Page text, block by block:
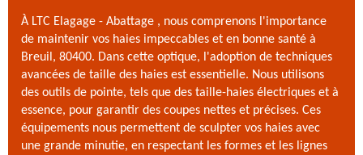
À LTC Elagage - Abattage , nous comprenons l'importance
de maintenir vos haies impeccables et en bonne santé à
Breuil, 80400. Dans cette optique, l'adoption de techniques
avancées de taille des haies est essentielle. Nous utilisons
des outils de pointe, tels que des taille-haies électriques et à
essence, pour garantir des coupes nettes et précises. Ces
équipements nous permettent de sculpter vos haies avec
une grande minutie, en respectant les formes et les lignes